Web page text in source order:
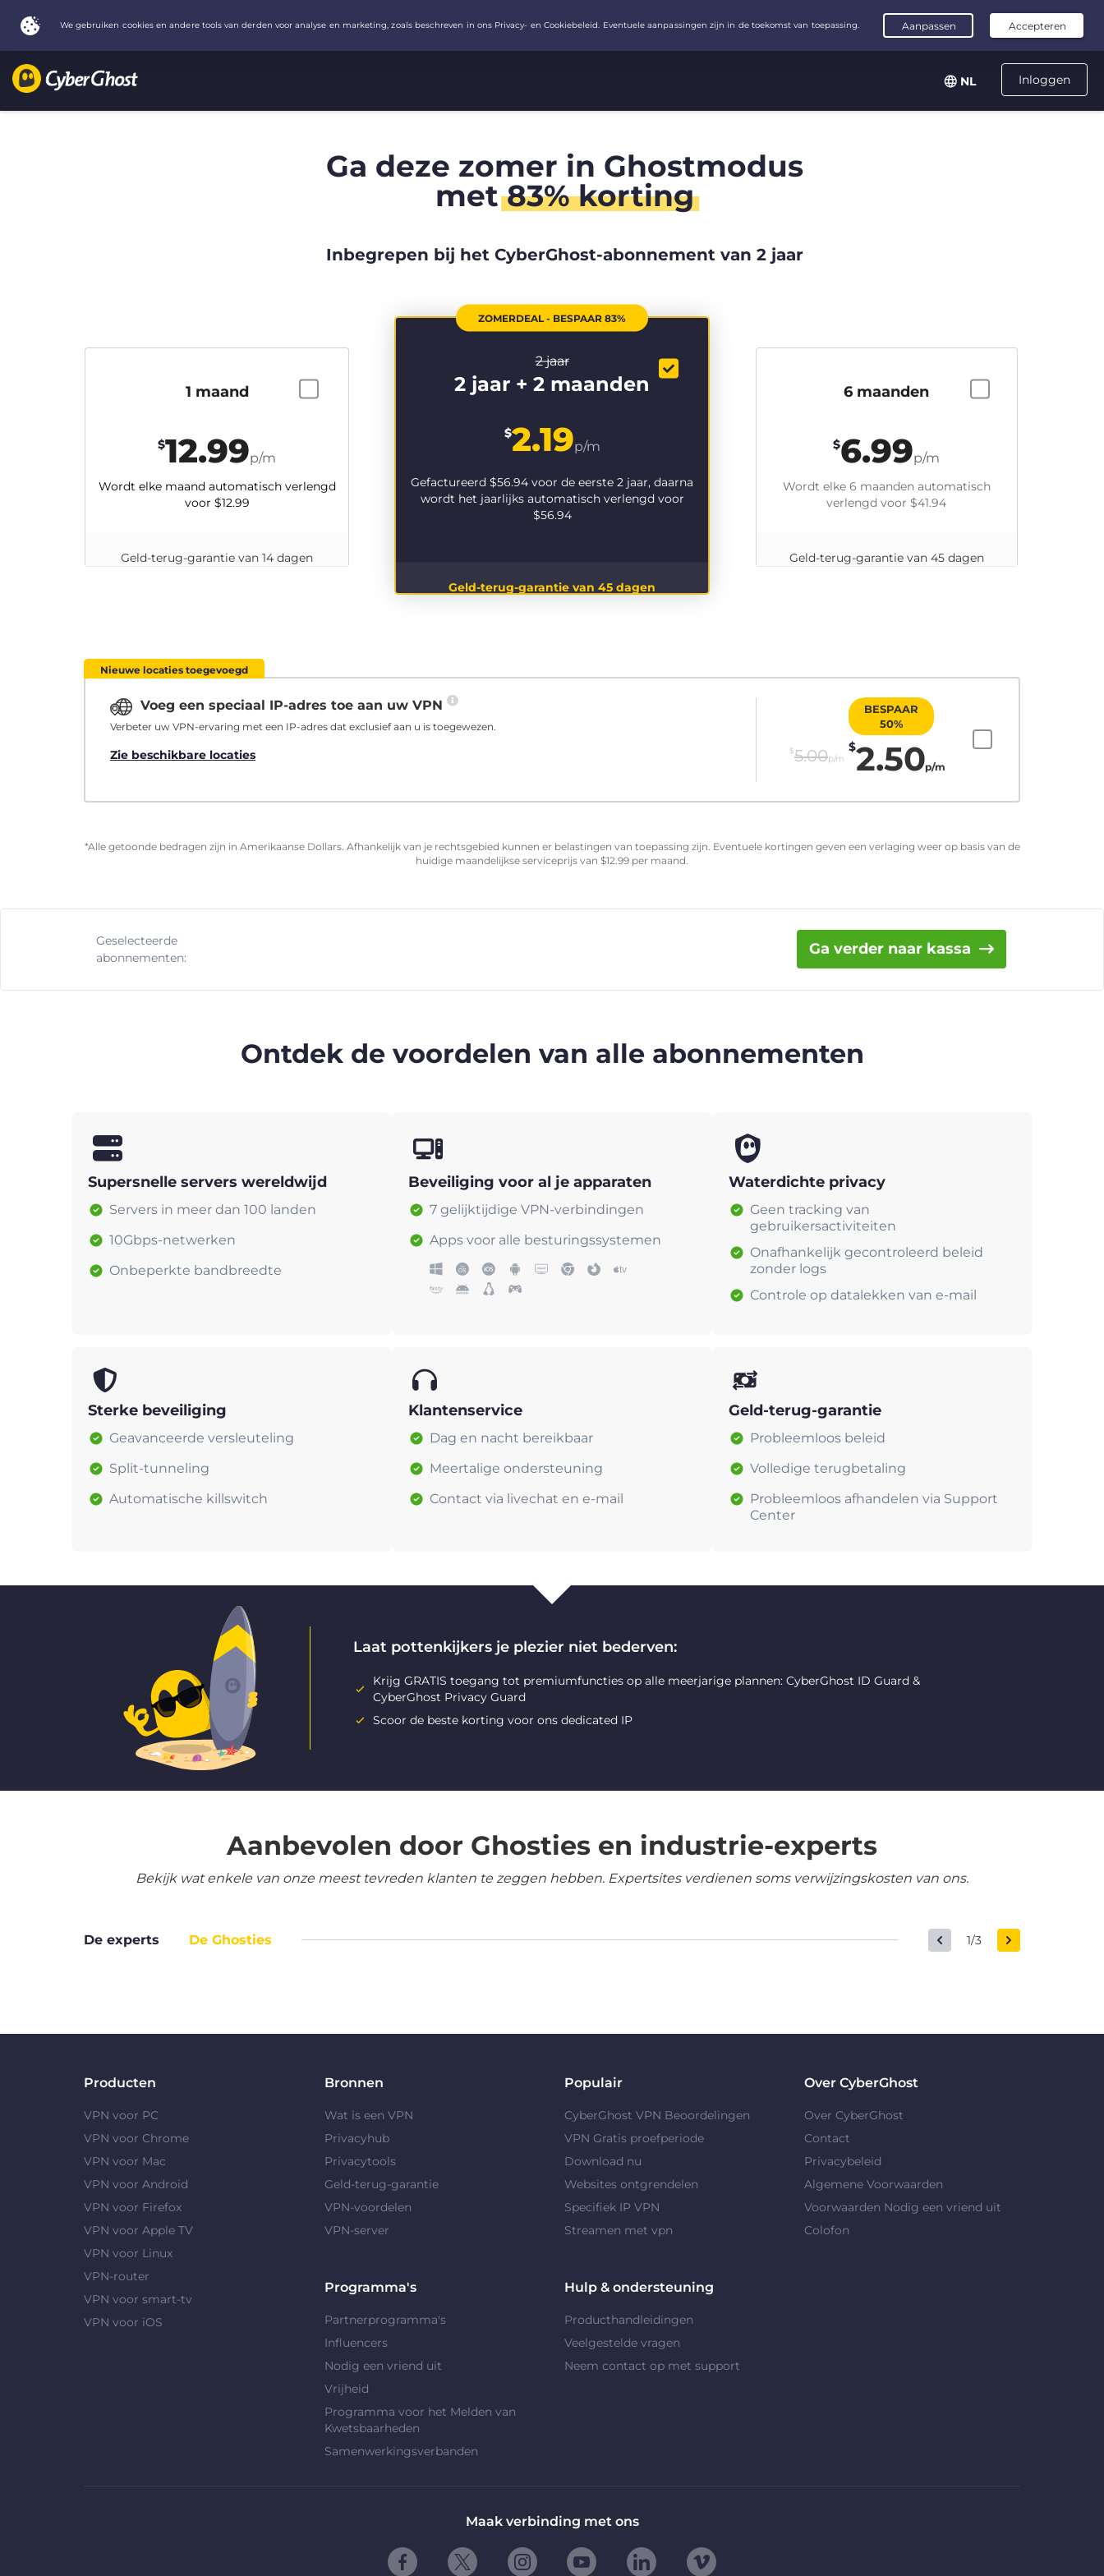
Inloggen
NL
Ga deze zomer in Ghostmodus
met83% korting
Inbegrepen bij het CyberGhost-abonnement van 2 jaar
ZOMERDEAL - BESPAAR 83%
2 jaar
2 jaar + 2 maanden
$2.19p/m
Gefactureerd $56.94 voor de eerste 2 jaar, daarna
wordt het jaarlijks automatisch verlengd voor
$56.94
Geld-terug-garantie van 45 dagen
6 maanden
$6.99p/m
Wordt elke 6 maanden automatisch
verlengd voor $41.94
Geld-terug-garantie van 45 dagen
1 maand
$12.99p/m
Wordt elke maand automatisch verlengd
voor $12.99
Geld-terug-garantie van 14 dagen
Nieuwe locaties toegevoegd
Voeg een speciaal IP-adres toe aan uw VPN
Verbeter uw VPN-ervaring met een IP-adres dat exclusief aan u is toegewezen.
Zie beschikbare locaties $5.00p/m
BESPAAR
50%
$2.50p/m
*Alle getoonde bedragen zijn in Amerikaanse Dollars. Afhankelijk van je rechtsgebied kunnen er belastingen van toepassing zijn. Eventuele kortingen geven een verlaging weer op basis van de
huidige maandelijkse serviceprijs van $12.99 per maand.
Geselecteerde
abonnementen:
Ga verder naar kassa
Ontdek de voordelen van alle abonnementen
Supersnelle servers wereldwijd
Servers in meer dan 100 landen
10Gbps-netwerken
Onbeperkte bandbreedte
Beveiliging voor al je apparaten
7 gelijktijdige VPN-verbindingen
Apps voor alle besturingssystemen
Waterdichte privacy
Geen tracking van
gebruikersactiviteiten
Onafhankelijk gecontroleerd beleid
zonder logs
Controle op datalekken van e-mail
Sterke beveiliging
Geavanceerde versleuteling
Split-tunneling
Automatische killswitch
Klantenservice
Dag en nacht bereikbaar
Meertalige ondersteuning
Contact via livechat en e-mail
Geld-terug-garantie
Probleemloos beleid
Volledige terugbetaling
Probleemloos afhandelen via Support
Center
Laat pottenkijkers je plezier niet bederven:
Krijg GRATIS toegang tot premiumfuncties op alle meerjarige plannen: CyberGhost ID Guard &
CyberGhost Privacy Guard
Scoor de beste korting voor ons dedicated IP
Aanbevolen door Ghosties en industrie-experts
Bekijk wat enkele van onze meest tevreden klanten te zeggen hebben. Expertsites verdienen soms verwijzingskosten van ons.
De experts De Ghosties 1/3
Producten
VPN voor PC
VPN voor Chrome
VPN voor Mac
VPN voor Android
VPN voor Firefox
VPN voor Apple TV
VPN voor Linux
VPN-router
VPN voor smart-tv
VPN voor iOS
Bronnen
Wat is een VPN
Privacyhub
Privacytools
Geld-terug-garantie
VPN-voordelen
VPN-server
Populair
CyberGhost VPN Beoordelingen
VPN Gratis proefperiode
Download nu
Websites ontgrendelen
Specifiek IP VPN
Streamen met vpn
Over CyberGhost
Over CyberGhost
Contact
Privacybeleid
Algemene Voorwaarden
Voorwaarden Nodig een vriend uit
Colofon
Programma's
Partnerprogramma's
Influencers
Nodig een vriend uit
Vrijheid
Programma voor het Melden van
Kwetsbaarheden
Samenwerkingsverbanden
Hulp & ondersteuning
Producthandleidingen
Veelgestelde vragen
Neem contact op met support
Maak verbinding met ons